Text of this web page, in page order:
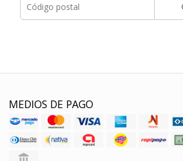
MEDIOS DE PAGO